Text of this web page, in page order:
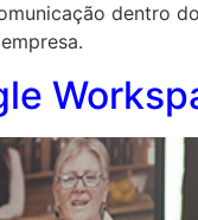
dentro